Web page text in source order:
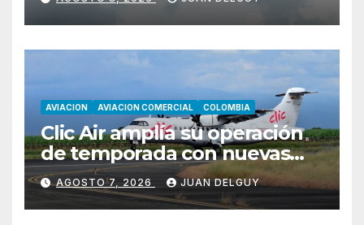
AVIACION AVIACION COMERCIAL COLOMBIA
Clic Air amplía su operación
de temporada con nuevas
rutas hacia Cartagena y Tolú
AGOSTO 7, 2026 JUAN DELGUY